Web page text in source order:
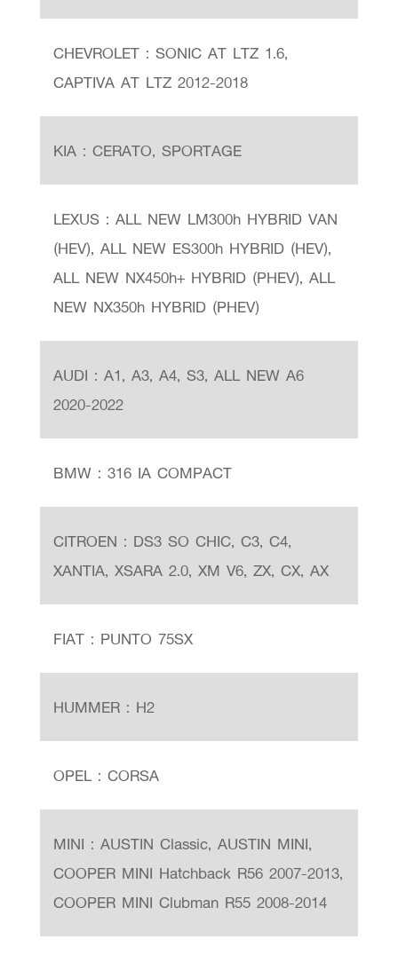
CHEVROLET : SONIC AT LTZ 1.6,
CAPTIVA AT LTZ 2012-2018
KIA : CERATO, SPORTAGE
LEXUS : ALL NEW LM300h HYBRID VAN
(HEV), ALL NEW ES300h HYBRID (HEV),
ALL NEW NX450h+ HYBRID (PHEV), ALL
NEW NX350h HYBRID (PHEV)
AUDI : A1, A3, A4, S3, ALL NEW A6
2020-2022
BMW : 316 IA COMPACT
CITROEN : DS3 SO CHIC, C3, C4,
XANTIA, XSARA 2.0, XM V6, ZX, CX, AX
FIAT : PUNTO 75SX
HUMMER : H2
OPEL : CORSA
MINI : AUSTIN Classic, AUSTIN MINI,
COOPER MINI Hatchback R56 2007-2013,
COOPER MINI Clubman R55 2008-2014